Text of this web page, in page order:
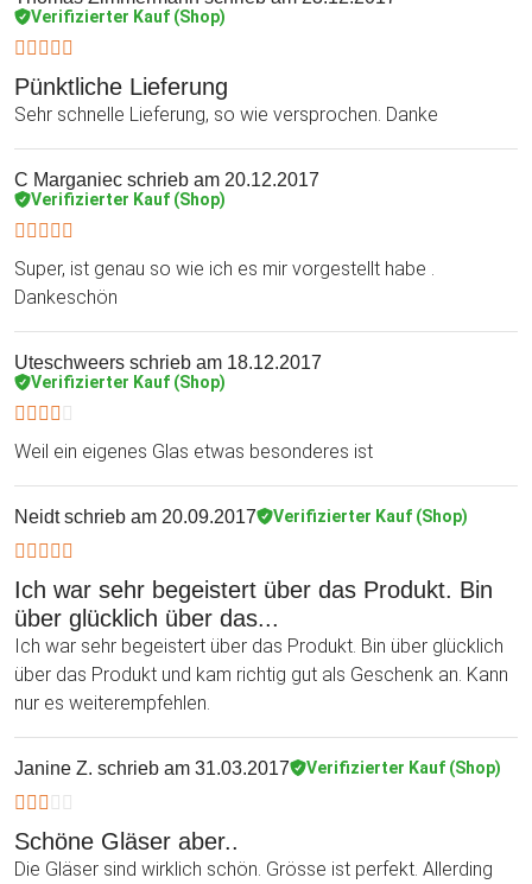
Verifizierter Kauf (Shop)
Pünktliche Lieferung
Sehr schnelle Lieferung, so wie versprochen. Danke
C Marganiec schrieb am 20.12.2017
Verifizierter Kauf (Shop)
Super, ist genau so wie ich es mir vorgestellt habe .
Dankeschön
Uteschweers schrieb am 18.12.2017
Verifizierter Kauf (Shop)
Weil ein eigenes Glas etwas besonderes ist
Neidtschrieb am 20.09.2017 Verifizierter Kauf (Shop)
Ich war sehr begeistert über das Produkt. Bin
über glücklich über das...
Ich war sehr begeistert über das Produkt. Bin über glücklich
über das Produkt und kam richtig gut als Geschenk an. Kann
nur es weiterempfehlen.
Janine Z. schrieb am 31.03.2017 Verifizierter Kauf (Shop)
Schöne Gläser aber..
Die Gläser sind wirklich schön. Grösse ist perfekt. Allerding